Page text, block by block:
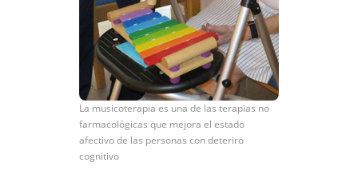
La musicoterapia es una de las terapias no
farmacológicas que mejora el estado
afectivo de las personas con deteriro
cognitivo